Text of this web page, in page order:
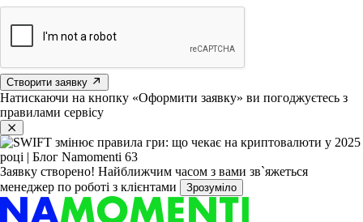
Створити заявку
Натискаючи на кнопку «Оформити заявку» ви погоджуєтесь з
правилами сервісу
Заявку створено! Найближчим часом з вами зв`яжеться
менеджер по роботі з клієнтами
Зрозуміло